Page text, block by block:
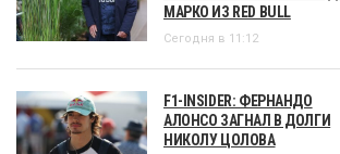
МАРКО ИЗ RED BULL
Сегодня в 11:12
F1-INSIDER: ФЕРНАНДО
АЛОНСО ЗАГНАЛ В ДОЛГИ
НИКОЛУ ЦОЛОВА